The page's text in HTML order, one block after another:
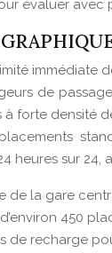
évaluer avec
immédiate
de
forte densité
heures sur 24,
de la gare
450
de recharge